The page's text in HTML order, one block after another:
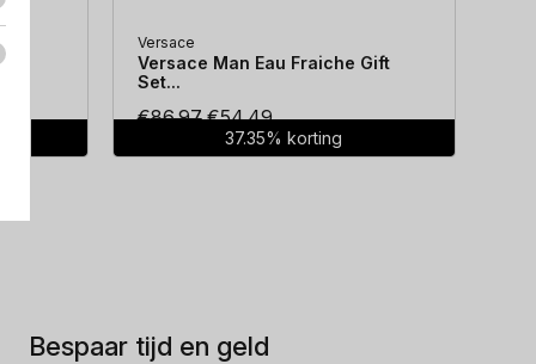
Versace
Versace Man Eau Fraiche Gift
Set...
€86.97Oorspronkelijke
prijs
€54.49Huidige
prijs
37.35% korting
Bespaar tijd en geld